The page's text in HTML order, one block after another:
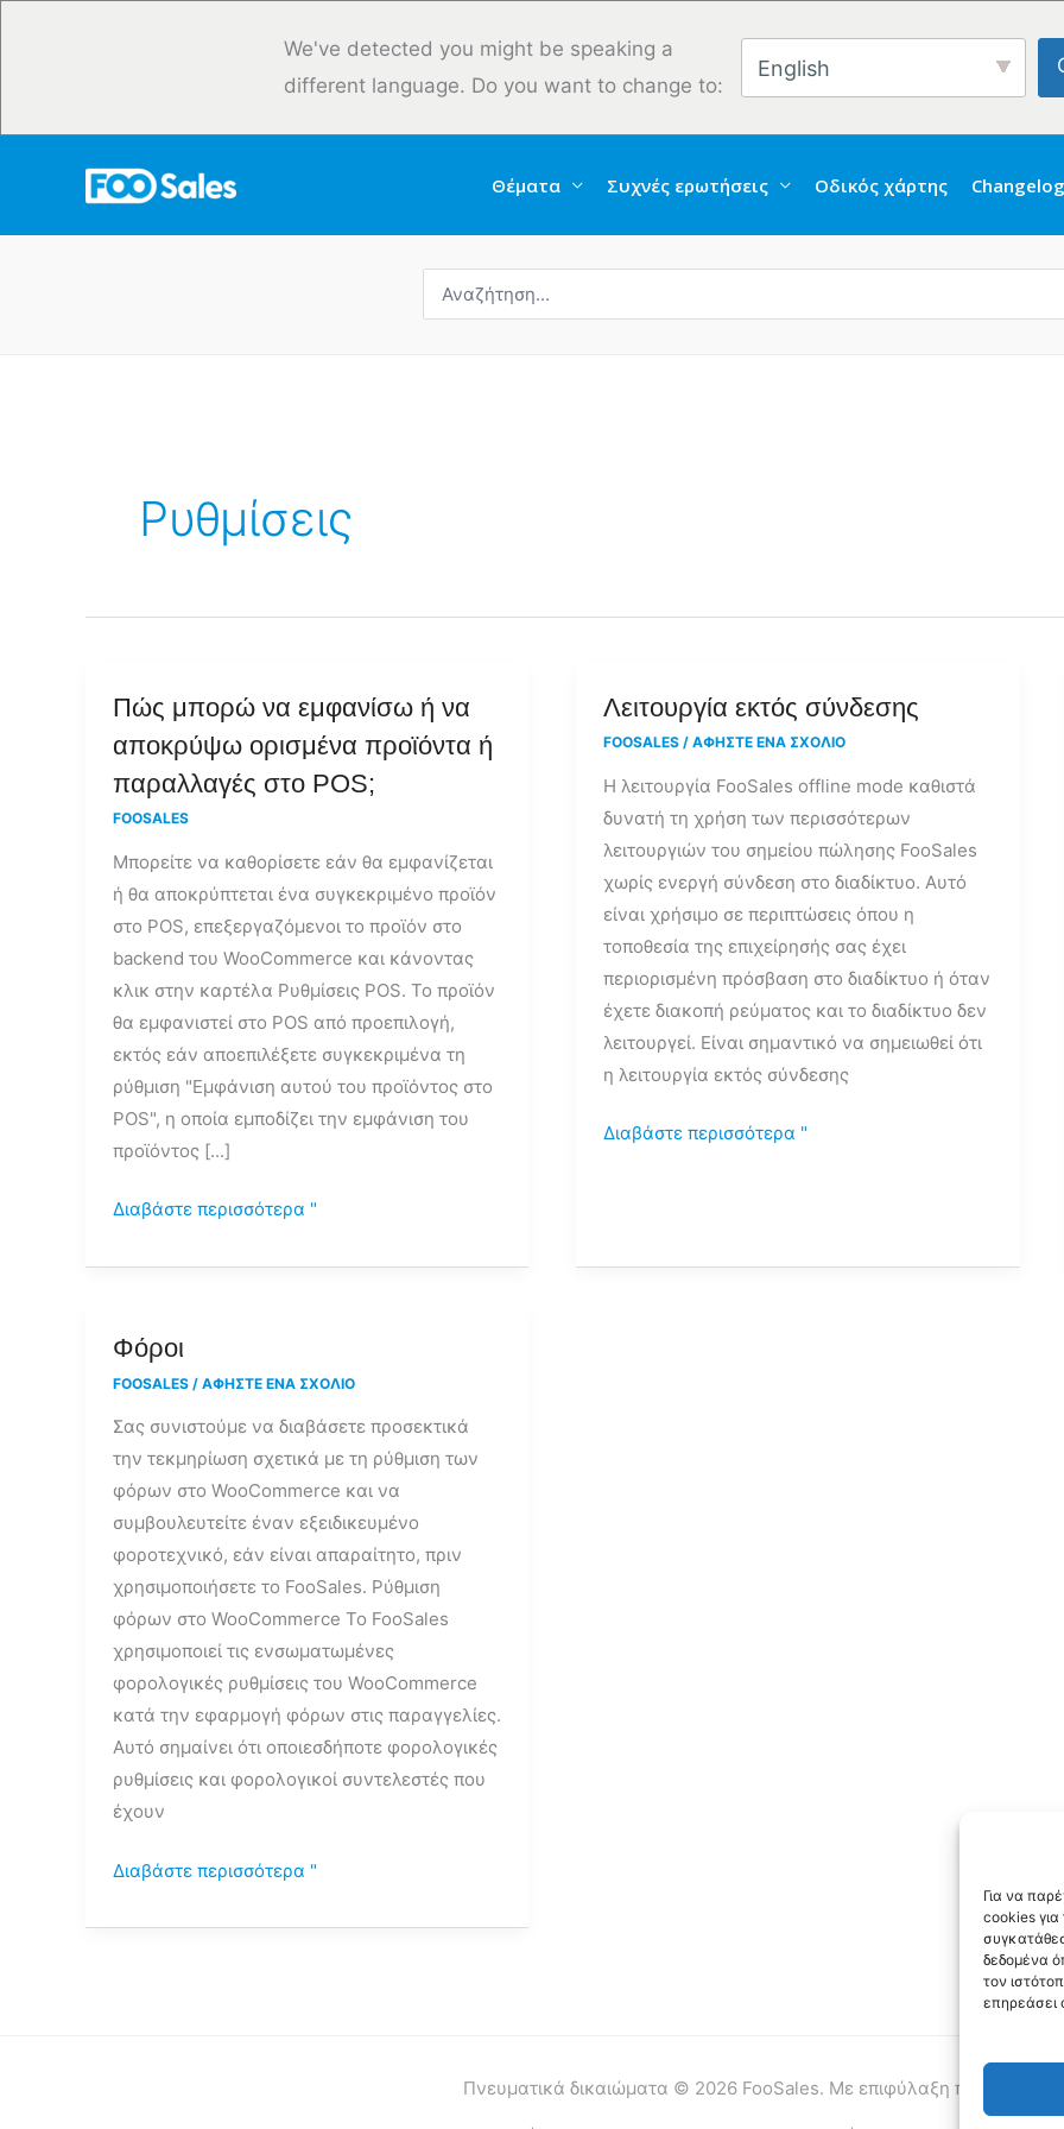
Για να
cookies
δεδομένα
τον
επηρεάσει
We've detected you might be speaking a
different language. Do you want to change to:
English
Θέματα Συχνές ερωτήσεις Οδικός χάρτης
για:
Ρυθμίσεις
Πώς μπορώ να εμφανίσω ή να
αποκρύψω ορισμένα προϊόντα ή
παραλλαγές στο POS;
FOOSALES
Μπορείτε να καθορίσετε εάν θα εμφανίζεται
ή θα αποκρύπτεται ένα συγκεκριμένο προϊόν
στο POS, επεξεργαζόμενοι το προϊόν στο
backend του WooCommerce και κάνοντας
κλικ στην καρτέλα Ρυθμίσεις POS. Το προϊόν
θα εμφανιστεί στο POS από προεπιλογή,
εκτός εάν αποεπιλέξετε συγκεκριμένα τη
ρύθμιση "Εμφάνιση αυτού του προϊόντος στο
POS", η οποία εμποδίζει την εμφάνιση του
προϊόντος [...]
Πώς
μπορώ
εμφανίσω
να
αποκρύψω
ορισμένα
προϊόντα
ή
παραλλαγές
στο
POS;
Διαβάστε περισσότερα "
Λειτουργία εκτός σύνδεσης
FOOSALES / ΑΦΉΣΤΕ ΈΝΑ ΣΧΌΛΙΟ
Η λειτουργία FooSales offline mode καθιστά
δυνατή τη χρήση των περισσότερων
λειτουργιών του σημείου πώλησης FooSales
χωρίς ενεργή σύνδεση στο διαδίκτυο. Αυτό
είναι χρήσιμο σε περιπτώσεις όπου η
τοποθεσία της επιχείρησής σας έχει
περιορισμένη πρόσβαση στο διαδίκτυο ή όταν
έχετε διακοπή ρεύματος και το διαδίκτυο δεν
λειτουργεί. Είναι σημαντικό να σημειωθεί ότι
η λειτουργία εκτός σύνδεσης
Λειτουργία
εκτός
Διαβάστε περισσότερα "
Φόροι
FOOSALES / ΑΦΉΣΤΕ ΈΝΑ ΣΧΌΛΙΟ
Σας συνιστούμε να διαβάσετε προσεκτικά
την τεκμηρίωση σχετικά με τη ρύθμιση των
φόρων στο WooCommerce και να
συμβουλευτείτε έναν εξειδικευμένο
φοροτεχνικό, εάν είναι απαραίτητο, πριν
χρησιμοποιήσετε το FooSales. Ρύθμιση
φόρων στο WooCommerce Το FooSales
χρησιμοποιεί τις ενσωματωμένες
φορολογικές ρυθμίσεις του WooCommerce
κατά την εφαρμογή φόρων στις παραγγελίες.
Αυτό σημαίνει ότι οποιεσδήποτε φορολογικές
ρυθμίσεις και φορολογικοί συντελεστές που
έχουν
Φόροι
Διαβάστε περισσότερα "
Πνευματικά δικαιώματα © 2026 FooSales. Με επιφύλαξη παντός